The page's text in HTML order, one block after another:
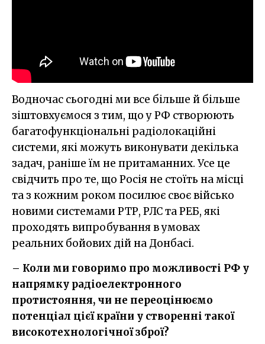
Водночас сьогодні ми все більше й більше
зіштовхуємося з тим, що у РФ створюють
багатофункціональні радіолокаційні
системи, які можуть виконувати декілька
задач, раніше їм не притаманних. Усе це
свідчить про те, що Росія не стоїть на місці
та з кожним роком посилює своє військо
новими системами РТР, РЛС та РЕБ, які
проходять випробування в умовах
реальних бойових дій на Донбасі.
– Коли ми говоримо про можливості РФ у
напрямку радіоелектронного
протистояння, чи не переоцінюємо
потенціал цієї країни у створенні такої
високотехнологічної зброї?